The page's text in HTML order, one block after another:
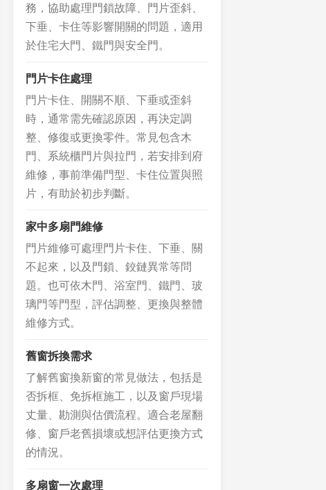
務，協助處理門鎖故障、門片歪斜、
下垂、卡住等影響開關的問題，適用
於住宅大門、鐵門與安全門。
門片卡住處理
門片卡住、開關不順、下垂或歪斜
時，通常需先確認原因，再決定調
整、修復或更換零件。常見包含木
門、系統櫃門片與拉門，若安排到府
維修，事前準備門型、卡住位置與照
片，有助於初步判斷。
家中多扇門維修
門片維修可處理門片卡住、下垂、關
不起來，以及門鎖、鉸鏈異常等問
題。也可依木門、浴室門、鐵門、玻
璃門等門型，評估調整、更換與整體
維修方式。
舊窗拆換需求
了解舊窗換新窗的常見做法，包括是
否拆框、免拆框施工，以及窗戶現場
丈量、勘測與估價流程。適合老屋翻
修、窗戶老舊損壞或想評估更換方式
的情況。
多扇窗一次處理